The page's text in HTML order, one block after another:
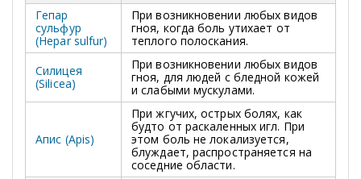
Гепар
сульфур
(Hepar sulfur)
При возникновении любых видов
гноя, когда боль утихает от
теплого полоскания.
Силицея
(Silicea)
При возникновении любых видов
гноя, для людей с бледной кожей
и слабыми мускулами.
Апис (Apis)
При жгучих, острых болях, как
будто от раскаленных игл. При
этом боль не локализуется,
блуждает, распространяется на
соседние области.